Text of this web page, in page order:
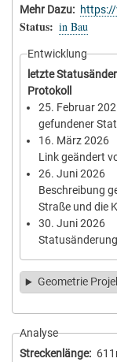
Mehr Dazu
Status in Bau
Entwicklung
letzte
Protokoll
25. Februar
gefundener
16. März 2026
Link geändert
26. Juni 2026
Beschreibung
Straße und die
30. Juni 2026
Geometrie
Analyse
Streckenlänge